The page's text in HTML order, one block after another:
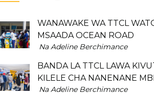
WANAWAKE WA TTCL
MSAADA OCEAN ROAD
Na Adeline Berchimance
BANDA LA TTCL LAWA
KILELE CHA NANENANE
Na Adeline Berchimance